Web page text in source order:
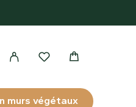
murs végétaux